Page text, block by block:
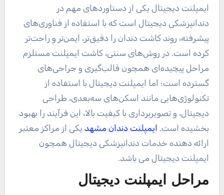
ایمپلنت دیجیتال یکی از دستاوردهای مهم در
دندانپزشکی دیجیتال است که با استفاده از فناوری‌های
پیشرفته، روند کاشت دندان را دقیق‌تر، ایمن‌تر و راحت‌تر
کرده است. در روش‌های سنتی، کاشت ایمپلنت مستلزم
مراحل پیچیده‌ای همچون قالب‌گیری و جراحی‌های
گسترده است؛ اما ایمپلنت دیجیتال با استفاده از
تکنولوژی‌هایی مانند اسکن‌های سه‌بعدی، طراحی
دیجیتال، و تصویربرداری با کیفیت بالا، این فرآیند را بهبود
بخشیده است. ایمپلنت دندان مشهدیکی از مراکز معتبر
ارائه دهنده خدمات دندانپزشکی دیجیتال همچون
ایمپلنت دیجیتال می باشد.
مراحل ایمپلنت دیجیتال